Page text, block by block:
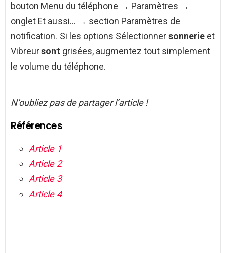
bouton Menu du téléphone → Paramètres →
onglet Et aussi… → section Paramètres de
notification. Si les options Sélectionnersonnerie et
Vibreursont grisées, augmentez tout simplement
le volume du téléphone.
N’oubliez pas de partager l’article !
Références
Article 1
Article 2
Article 3
Article 4